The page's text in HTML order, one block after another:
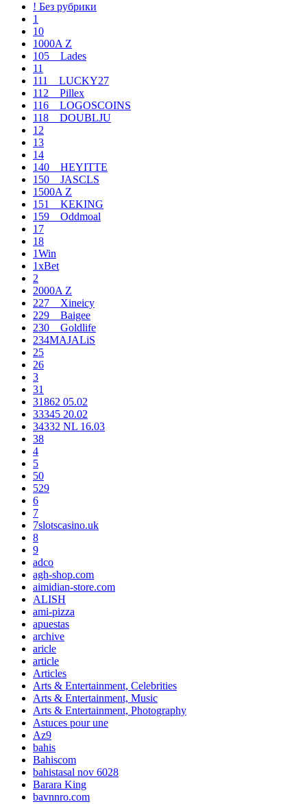
! Без рубрики
1
10
1000A Z
105__Lades
11
111__LUCKY27
112__Pillex
116__LOGOSCOINS
118__DOUBLJU
12
13
14
140__HEYITTE
150__JASCLS
1500A Z
151__KEKING
159__Oddmoal
17
18
1Win
1xBet
2
2000A Z
227__Xineicy
229__Baigee
230__Goldlife
234MAJALiS
25
26
3
31
31862 05.02
33345 20.02
34332 NL 16.03
38
4
5
50
529
6
7
7slotscasino.uk
8
9
adco
agh-shop.com
aimidian-store.com
ALISH
ami-pizza
apuestas
archive
aricle
article
Articles
Arts & Entertainment, Celebrities
Arts & Entertainment, Music
Arts & Entertainment, Photography
Astuces pour une
Az9
bahis
Bahiscom
bahistasal nov 6028
Barara King
bavnnro.com